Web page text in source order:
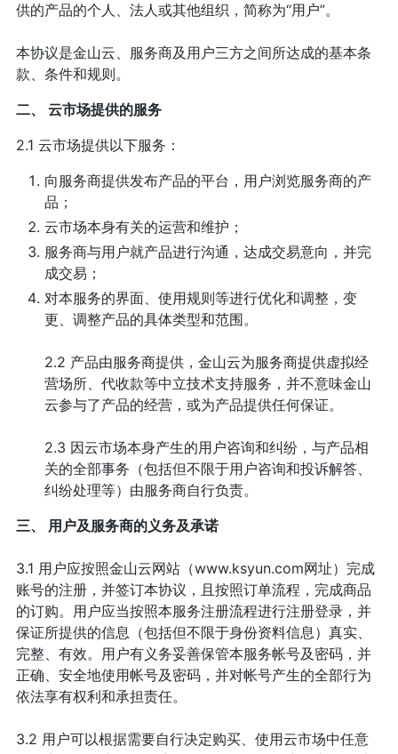
供的产品的个人、法人或其他组织，简称为“用户”。
本协议是金山云、服务商及用户三方之间所达成的基本条
款、条件和规则。
二、 云市场提供的服务
2.1 云市场提供以下服务：
向服务商提供发布产品的平台，用户浏览服务商的产
品；
云市场本身有关的运营和维护；
服务商与用户就产品进行沟通，达成交易意向，并完
成交易；
对本服务的界面、使用规则等进行优化和调整，变
更、调整产品的具体类型和范围。
2.2 产品由服务商提供，金山云为服务商提供虚拟经
营场所、代收款等中立技术支持服务，并不意味金山
云参与了产品的经营，或为产品提供任何保证。
2.3 因云市场本身产生的用户咨询和纠纷，与产品相
关的全部事务（包括但不限于用户咨询和投诉解答、
纠纷处理等）由服务商自行负责。
三、 用户及服务商的义务及承诺
3.1 用户应按照金山云网站（www.ksyun.com网址）完成
账号的注册，并签订本协议，且按照订单流程，完成商品
的订购。用户应当按照本服务注册流程进行注册登录，并
保证所提供的信息（包括但不限于身份资料信息）真实、
完整、有效。用户有义务妥善保管本服务帐号及密码，并
正确、安全地使用帐号及密码，并对帐号产生的全部行为
依法享有权利和承担责任。
3.2 用户可以根据需要自行决定购买、使用云市场中任意